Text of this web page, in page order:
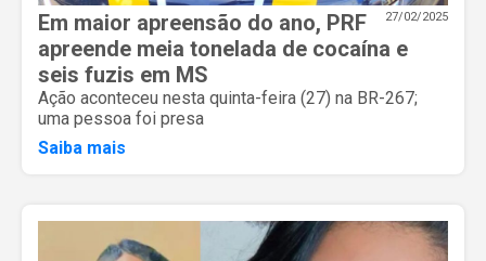
27/02/2025
Em maior apreensão do ano, PRF
apreende meia tonelada de cocaína e
seis fuzis em MS
Ação aconteceu nesta quinta-feira (27) na BR-267;
uma pessoa foi presa
Saiba mais